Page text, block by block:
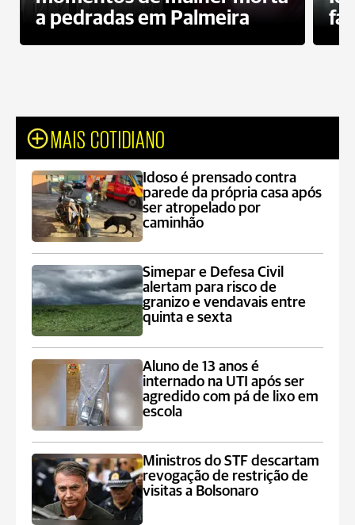
a pedradas em Palmeira
MAIS COTIDIANO
Idoso é prensado contra
parede da própria casa após
ser atropelado por
caminhão
Simepar e Defesa Civil
alertam para risco de
granizo e vendavais entre
quinta e sexta
Aluno de 13 anos é
internado na UTI após ser
agredido com pá de lixo em
escola
Ministros do STF descartam
revogação de restrição de
visitas a Bolsonaro